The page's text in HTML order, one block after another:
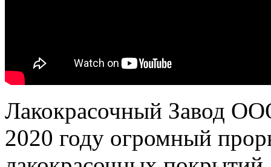
Лакокрасочный Завод
2020 году огромный